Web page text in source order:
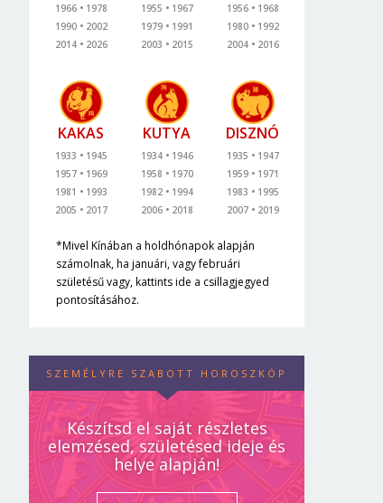
1966
1978
1990
2002
2014
2026
1955
1967
1979
1991
2003
2015
1956
1968
1980
1992
2004
2016
KAKAS
1933
1945
1957
1969
1981
1993
2005
2017
KUTYA
1934
1946
1958
1970
1982
1994
2006
2018
DISZNÓ
1935
1947
1959
1971
1983
1995
2007
2019
*Mivel Kínában a holdhónapok alapján
számolnak, ha januári, vagy februári
születésű vagy, kattints ide a csillagjegyed
pontosításához.
SZEMÉLYRE SZABOTT HOROSZKÓP
Készítsd el saját részletes
elemzésed, születésed ideje és
helye alapján!